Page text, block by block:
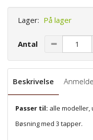
Lager: På lager
Antal
Beskrivelse
Passer til: alle modeller,
Bøsning med 3 tapper.